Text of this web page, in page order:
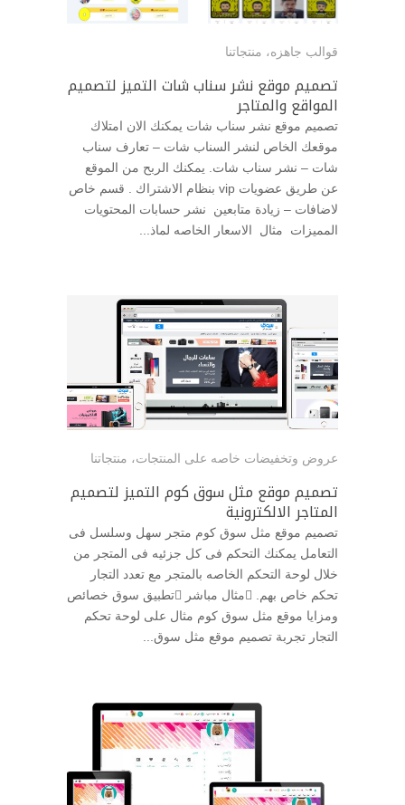
قوالب جاهزه، منتجاتنا
تصميم موقع نشر سناب شات التميز لتصميم
المواقع والمتاجر
تصميم موقع نشر سناب شات يمكنك الان امتلاك
موقعك الخاص لنشر السناب شات – تعارف سناب
شات – نشر سناب شات. يمكنك الربح من الموقع
عن طريق عضويات vip بنظام الاشتراك . قسم خاص
لاضافات – زيادة متابعين نشر حسابات المحتويات
المميزات مثال الاسعار الخاصه لماذ...
عروض وتخفيضات خاصه على المنتجات، منتجاتنا
تصميم موقع مثل سوق كوم التميز لتصميم
المتاجر الالكترونية
تصميم موقع مثل سوق كوم متجر سهل وسلسل فى
التعامل يمكنك التحكم فى كل جزئيه فى المتجر من
خلال لوحة التحكم الخاصه بالمتجر مع تعدد التجار
تحكم خاص بهم. مثال مباشر تطبيق سوق خصائص
ومزايا موقع مثل سوق كوم مثال على لوحة تحكم
التجار تجربة تصميم موقع مثل سوق...